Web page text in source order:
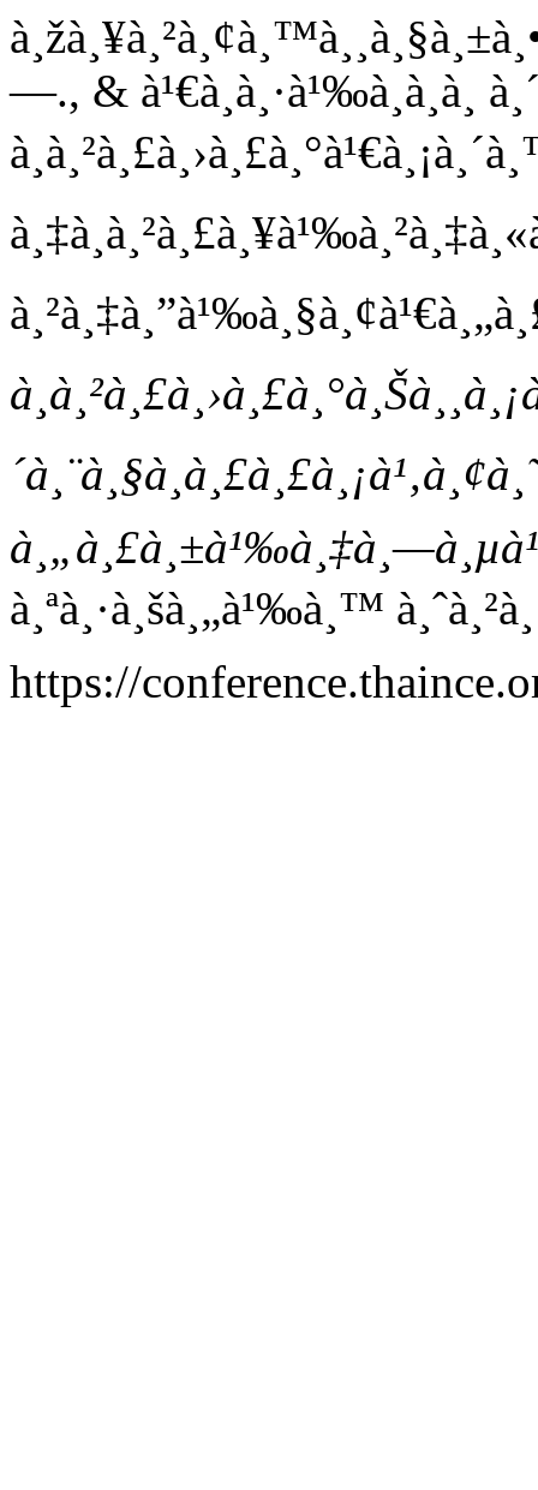
—., & à¹€à¸­à¸·à¹‰à¸­à¸­à¸
à¸ªà¸·à¸šà¸„à¹‰à¸™ à¸ˆà¸²à¸
https://